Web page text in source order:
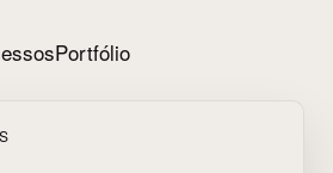
Portfólio